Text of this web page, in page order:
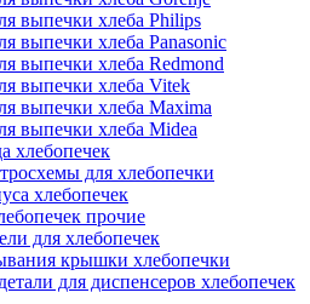
выпечки хлеба Philips
выпечки хлеба Panasonic
выпечки хлеба Redmond
выпечки хлеба Vitek
выпечки хлеба Maxima
выпечки хлеба Midea
хлебопечек
для хлебопечки
хлебопечек
прочие
для хлебопечек
крышки хлебопечки
для диспенсеров хлебопечек